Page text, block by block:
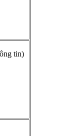
tin)